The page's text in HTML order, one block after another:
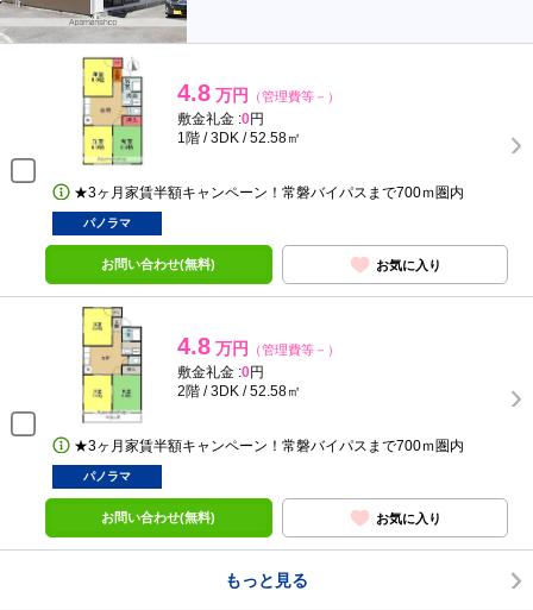
4.8 万円 （管理費等－）
敷金礼金 :0円
1階 / 3DK / 52.58㎡
★3ヶ月家賃半額キャンペーン！常磐バイパスまで700ｍ圏内
パノラマ
お問い合わせ(無料) お気に入り
4.8 万円 （管理費等－）
敷金礼金 :0円
2階 / 3DK / 52.58㎡
★3ヶ月家賃半額キャンペーン！常磐バイパスまで700ｍ圏内
パノラマ
お問い合わせ(無料) お気に入り
もっと見る